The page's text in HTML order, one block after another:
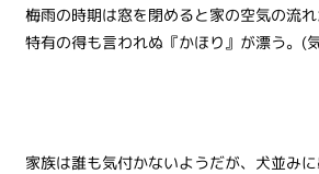
梅雨の時期は窓を閉めると家の空気の流
特有の得も言われぬ『かほり』が漂う。(
家族は誰も気付かないようだが、犬並み